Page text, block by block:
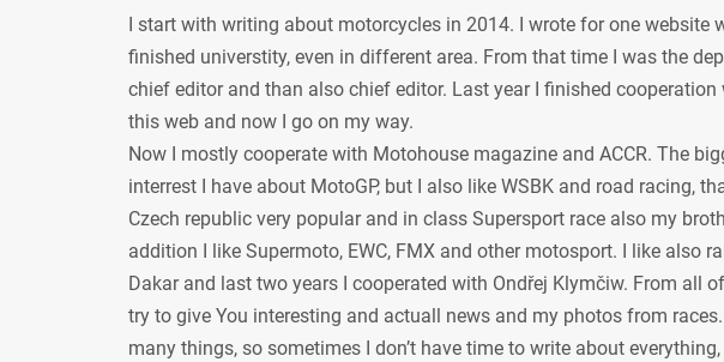
I start with writing about motorcycles in 2014. I wrote for one website
finished universtity, even in different area. From that time I was the
chief editor and than also chief editor. Last year I finished cooperation
this web and now I go on my way.
Now I mostly cooperate with Motohouse magazine and ACCR. The
interrest I have about MotoGP, but I also like WSBK and road racing,
Czech republic very popular and in class Supersport race also my
addition I like Supermoto, EWC, FMX and other motosport. I like also
Dakar and last two years I cooperated with Ondřej Klymčiw. From all
try to give You interesting and actuall news and my photos from races.
many things, so sometimes I don’t have time to write about